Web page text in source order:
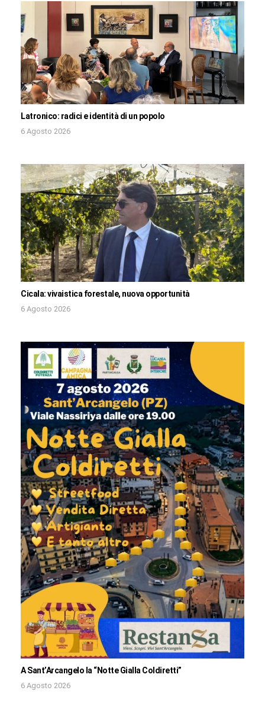
Latronico: radici e identità di un popolo
6 Agosto 2026
Cicala: vivaistica forestale, nuova opportunità
6 Agosto 2026
A Sant’Arcangelo la “Notte Gialla Coldiretti”
6 Agosto 2026